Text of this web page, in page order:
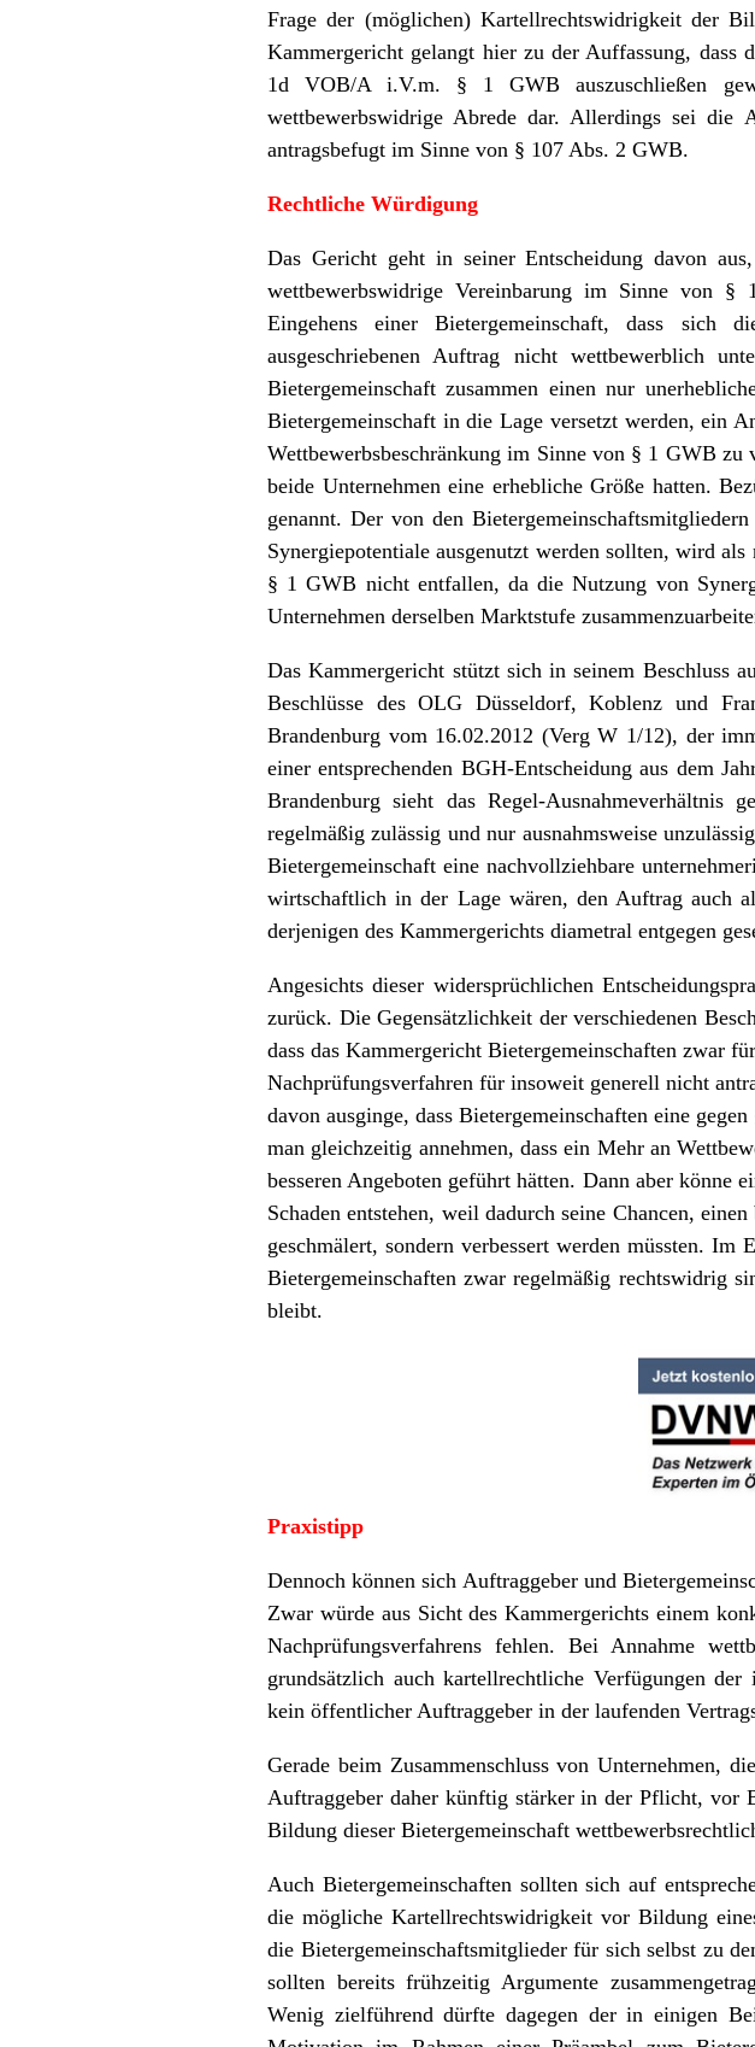
Frage der (möglichen) Kartellrechtswidrigkeit der
Kammergericht gelangt hier zu der Auffassung, dass
1d VOB/A i.V.m. § 1 GWB auszuschließen
wettbewerbswidrige Abrede dar. Allerdings sei die
antragsbefugt im Sinne von § 107 Abs. 2 GWB.
Rechtliche Würdigung
Das Gericht geht in seiner Entscheidung davon
wettbewerbswidrige Vereinbarung im Sinne von
Eingehens einer Bietergemeinschaft, dass
ausgeschriebenen Auftrag nicht wettbewerblich
Bietergemeinschaft zusammen einen nur
Bietergemeinschaft in die Lage versetzt werden, ein
Wettbewerbsbeschränkung im Sinne von § 1 GWB
beide Unternehmen eine erhebliche Größe hatten.
genannt. Der von den
Synergiepotentiale ausgenutzt werden sollten, wird
§ 1 GWB nicht entfallen, da die Nutzung von
Unternehmen derselben Marktstufe
Das Kammergericht stützt sich in seinem Beschluss
Beschlüsse des OLG Düsseldorf, Koblenz und
Brandenburg vom 16.02.2012 (Verg W 1/12), der
einer entsprechenden BGH-Entscheidung aus dem
Brandenburg sieht das Regel-Ausnahmeverhältnis
regelmäßig zulässig und nur ausnahmsweise
Bietergemeinschaft eine nachvollziehbare
wirtschaftlich in der Lage wären, den Auftrag auch
derjenigen des Kammergerichts diametral entgegen
Angesichts dieser widersprüchlichen
zurück. Die Gegensätzlichkeit der verschiedenen
dass das Kammergericht Bietergemeinschaften zwar
Nachprüfungsverfahren für insoweit generell nicht
davon ausginge, dass Bietergemeinschaften eine
man gleichzeitig annehmen, dass ein Mehr an
besseren Angeboten geführt hätten. Dann aber
Schaden entstehen, weil dadurch seine Chancen,
geschmälert, sondern verbessert werden müssten.
Bietergemeinschaften zwar regelmäßig rechtswidrig
bleibt.
Praxistipp
Dennoch können sich Auftraggeber und
Zwar würde aus Sicht des Kammergerichts einem
Nachprüfungsverfahrens fehlen. Bei Annahme
grundsätzlich auch kartellrechtliche Verfügungen
kein öffentlicher Auftraggeber in der laufenden
Gerade beim Zusammenschluss von Unternehmen,
Auftraggeber daher künftig stärker in der Pflicht, vor
Bildung dieser Bietergemeinschaft
Auch Bietergemeinschaften sollten sich auf
die mögliche Kartellrechtswidrigkeit vor Bildung
die Bietergemeinschaftsmitglieder für sich selbst zu
sollten bereits frühzeitig Argumente
Wenig zielführend dürfte dagegen der in einigen